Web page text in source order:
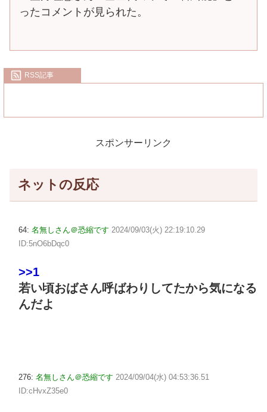
ったコメントが見られた。
RSS記事
スポンサーリンク
ネットの反応
64: 名無しさん＠恐縮です 2024/09/03(火) 22:19:10.29
ID:5nO6bDqc0
>>1
若い頃おばさん呼ばわりしてたから気になる
んだよ
276: 名無しさん＠恐縮です 2024/09/04(水) 04:53:36.51
ID:cHvxZ35e0